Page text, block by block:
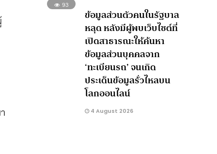
93
ข้อมูลส่วนตัวคนในรัฐบาล
หลุด หลังมีผู้พบเว็บไซต์ที่
เปิดสาธารณะให้ค้นหา
ข้อมูลส่วนบุคคลจาก
‘ทะเบียนรถ’ จนเกิด
ประเด็นข้อมูลรั่วไหลบน
โลกออนไลน์
4 August 2026